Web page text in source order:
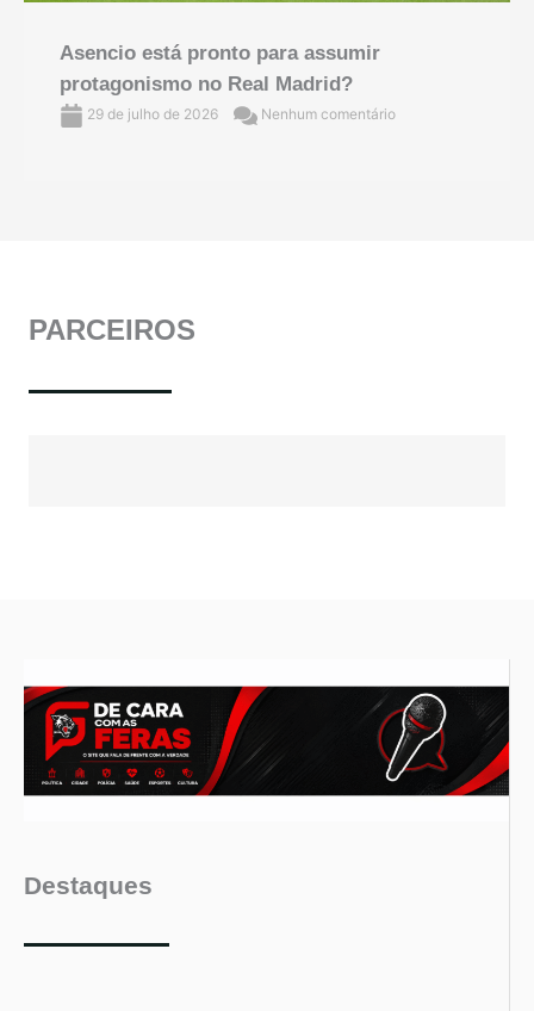
Asencio está pronto para assumir
protagonismo no Real Madrid?
29 de julho de 2026 Nenhum comentário
PARCEIROS
Destaques